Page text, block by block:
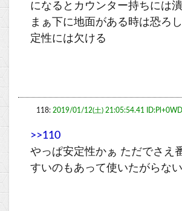
になるとカウンター持ちには
まぁ下に地面がある時は恐ろ
定性には欠ける
118: 2019/01/12(土) 21:05:54.41
>>110
やっぱ安定性かぁ ただでさえ
すいのもあって使いたがらな